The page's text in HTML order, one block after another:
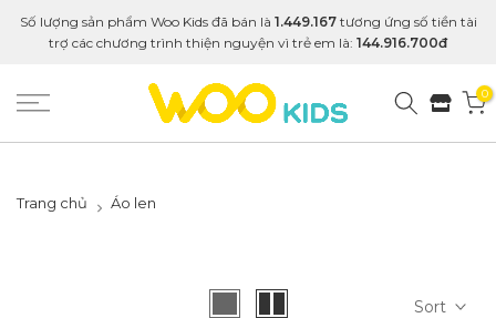
Số lượng sản phẩm Woo Kids đã bán là 1.449.167 tương ứng số tiền tài
trợ các chương trình thiện nguyện vì trẻ em là: 144.916.700đ
0
Trang chủ Áo len
Sort